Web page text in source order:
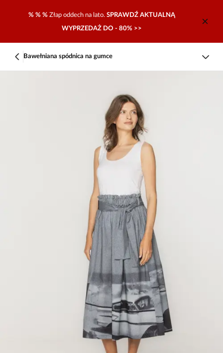
% % % Złap oddech na lato. SPRAWDŹ AKTUALNĄ
WYPRZEDAŻ DO - 80% >>
Bawełniana spódnica na gumce